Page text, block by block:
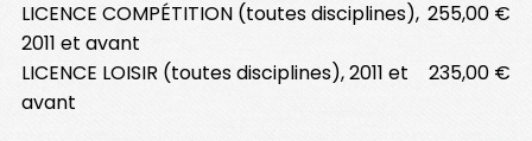
LICENCE COMPÉTITION (toutes disciplines),
2011 et avant
255,00 €
LICENCE LOISIR (toutes disciplines), 2011 et
avant
235,00 €